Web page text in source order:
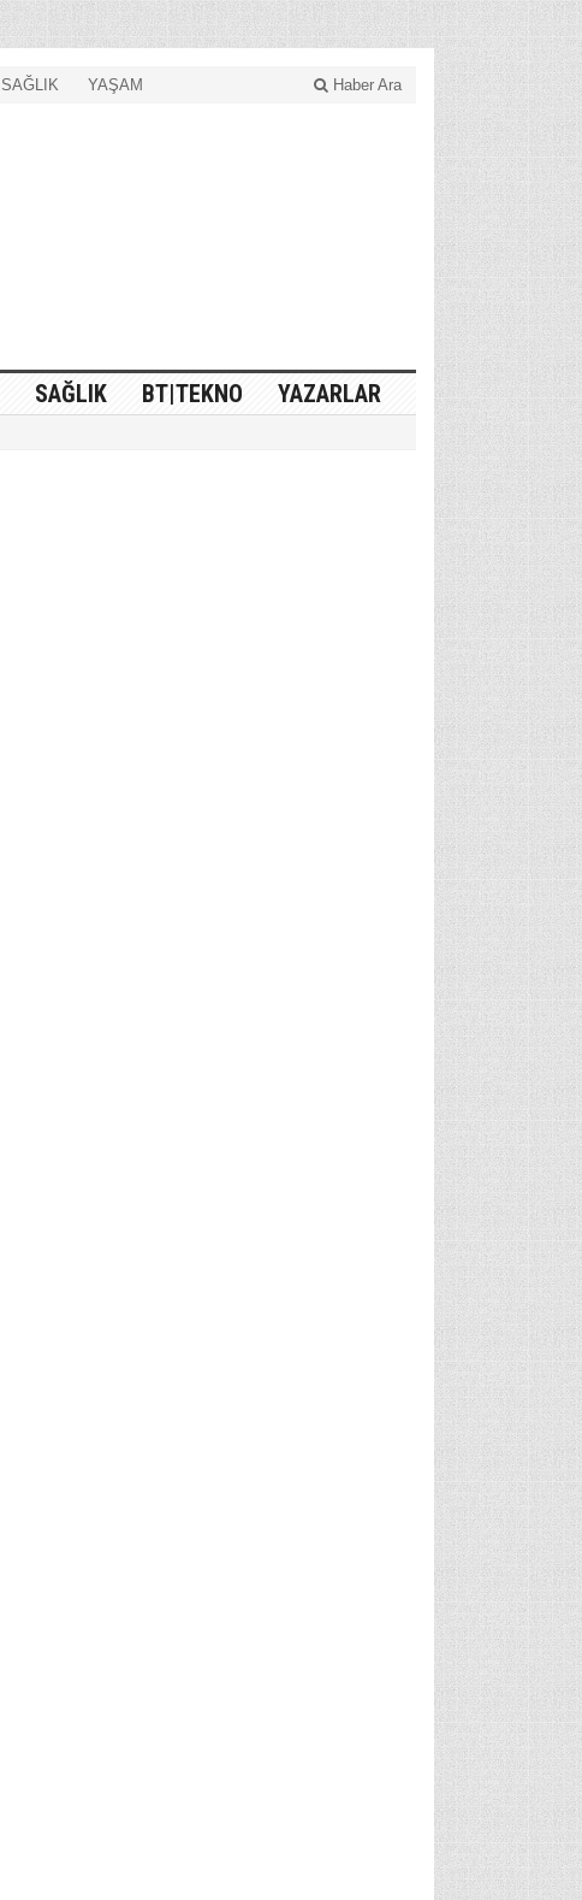
SAĞLIK YAŞAM Haber Ara
SAĞLIK BT|TEKNO YAZARLAR